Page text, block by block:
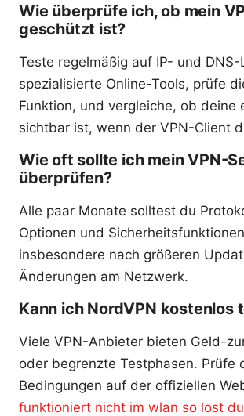
Wie überprüfe ich, ob mein
geschützt ist?
Teste regelmäßig auf IP- und
spezialisierte Online-Tools, prüfe
Funktion, und vergleiche, ob deine
sichtbar ist, wenn der VPN-Client
Wie oft sollte ich mein VPN-
überprüfen?
Alle paar Monate solltest du
Optionen und
insbesondere nach größeren
Änderungen am Netzwerk.
Kann ich NordVPN kostenlos
Viele VPN-Anbieter bieten Geld-
oder begrenzte Testphasen. Prüfe
Bedingungen auf der offiziellen
funktioniert nicht im wlan so lost